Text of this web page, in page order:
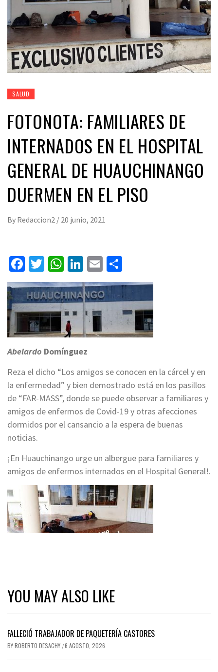
SALUD
FOTONOTA: FAMILIARES DE
INTERNADOS EN EL HOSPITAL
GENERAL DE HUAUCHINANGO
DUERMEN EN EL PISO
By Redaccion2 / 20 junio, 2021
Facebook
Twitter
WhatsApp
LinkedIn
Email
Abelardo Domínguez
Reza el dicho “Los amigos se conocen en la cárcel y en
la enfermedad” y bien demostrado está en los pasillos
de “FAR-MASS”, donde se puede observar a familiares y
amigos de enfermos de Covid-19 y otras afecciones
dormidos por el cansancio a la espera de buenas
noticias.
¡En Huauchinango urge un albergue para familiares y
amigos de enfermos internados en el Hospital General!.
YOU MAY ALSO LIKE
FALLECIÓ TRABAJADOR DE PAQUETERÍA CASTORES
BYROBERTO DESACHY /6 AGOSTO, 2026